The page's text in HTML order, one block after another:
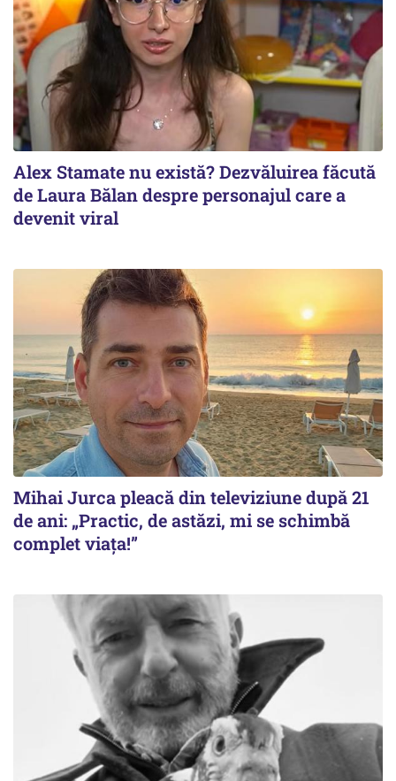
Alex Stamate nu există? Dezvăluirea făcută
de Laura Bălan despre personajul care a
devenit viral
Mihai Jurca pleacă din televiziune după 21
de ani: „Practic, de astăzi, mi se schimbă
complet viața!”